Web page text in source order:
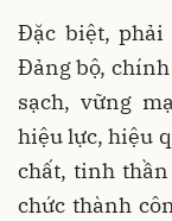
Đặc biệt, phải
Đảng bộ,
sạch, vững
hiệu lực, hiệu
chất, tinh
chức thành